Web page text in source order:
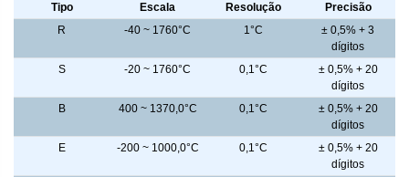
Tipo
Escala Resolução
Precisão
R
-40 ~ 1760°C 1°C
± 0,5% + 3
dígitos
S
-20 ~ 1760°C 0,1°C
± 0,5% + 20
dígitos
B
400 ~ 1370,0°C 0,1°C
± 0,5% + 20
dígitos
E
-200 ~ 1000,0°C 0,1°C
± 0,5% + 20
dígitos